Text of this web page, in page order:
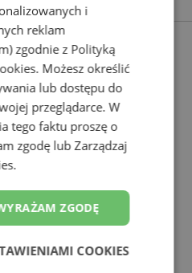
i
reklam
zgodnie z Polityką
. Możesz określić
lub dostępu do
przeglądarce. W
tego faktu proszę o
zgodę lub Zarządzaj
ZGODĘ
COOKIES